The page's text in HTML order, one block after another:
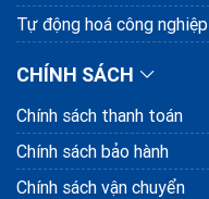
Tự động hoá công nghiệp
CHÍNH SÁCH
Chính sách thanh toán
Chính sách bảo hành
Chính sách vận chuyển